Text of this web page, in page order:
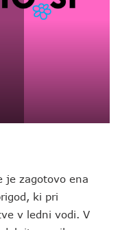
je zagotovo ena
ki pri
v ledni vodi. V